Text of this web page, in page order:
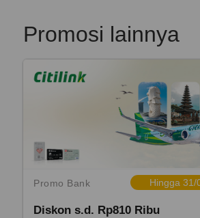
Promosi lainnya
Promo Bank Hingga 31/
Diskon s.d. Rp810 Ribu